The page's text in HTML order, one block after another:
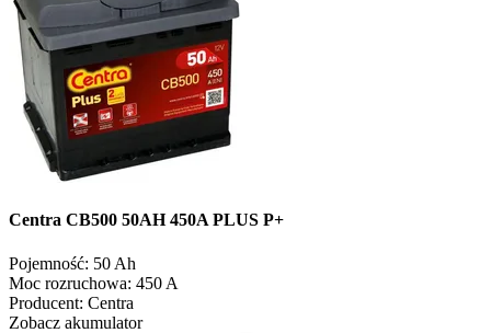
Centra CB500 50AH 450A PLUS P+
Pojemność: 50 Ah
Moc rozruchowa: 450 A
Producent: Centra
Zobacz akumulator